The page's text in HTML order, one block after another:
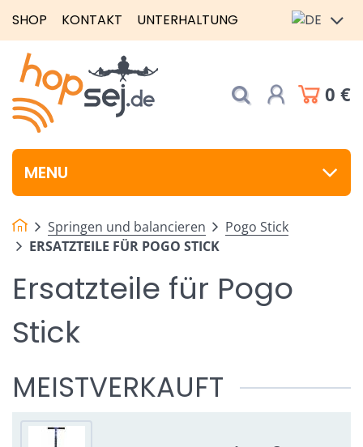
SHOP KONTAKT UNTERHALTUNG
0 €
MENU
Springen und balancieren
Pogo Stick
ERSATZTEILE FÜR POGO STICK
Ersatzteile für Pogo
Stick
MEISTVERKAUFT